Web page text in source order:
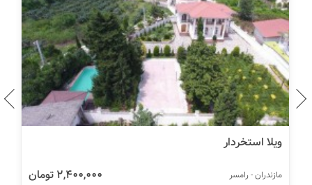
ویلا استخردار
2,400,000 تومان مازندران - رامسر